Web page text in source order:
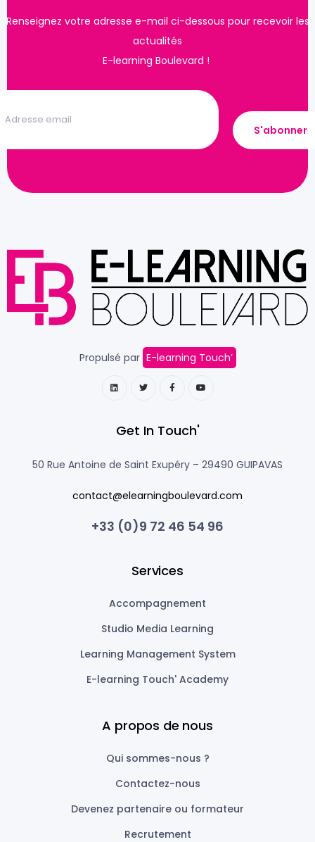
Renseignez votre adresse e-mail ci-dessous pour recevoir les
actualités
E-learning Boulevard !
Propulsé par E-learning Touch’
Get In Touch'
50 Rue Antoine de Saint Exupéry – 29490 GUIPAVAS
contact@elearningboulevard.com
+33 (0)9 72 46 54 96
Services
Accompagnement
Studio Media Learning
Learning Management System
E-learning Touch' Academy
A propos de nous
Qui sommes-nous ?
Contactez-nous
Devenez partenaire ou formateur
Recrutement